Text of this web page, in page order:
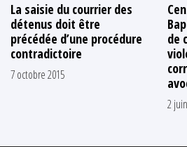
La saisie du courrier des
détenus doit être
précédée d’une procédure
contradictoire
7 octobre 2015
de
2